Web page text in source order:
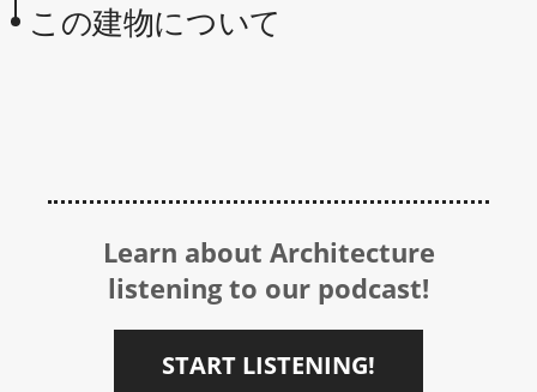
この建物について
Learn about Architecture
listening to our podcast!
START LISTENING!